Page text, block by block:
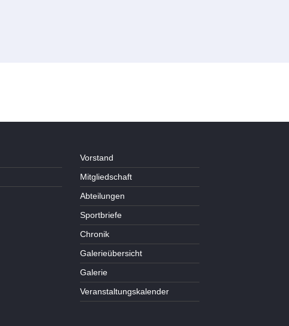
Vorstand
Mitgliedschaft
Abteilungen
Sportbriefe
Chronik
Galerieübersicht
Galerie
Veranstaltungskalender